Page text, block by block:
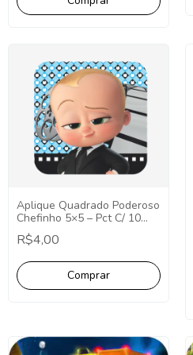
Aplique Quadrado Poderoso
Chefinho 5×5 – Pct C/ 10
unid
R$4,00